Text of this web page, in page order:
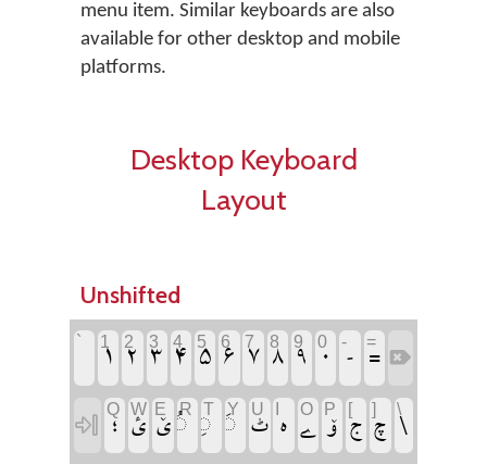
menu item. Similar keyboards are also
available for other desktop and mobile
platforms.
Desktop Keyboard
Layout
Unshifted
` 1‏ 2‏ 3
‏ 4
‏ 5
‏ 6
‏ 7‏ 8
‏ 9‏ 0‏ -‏ =
‏ ‏
‏
Q
‏ W
‏ E
‏ R
‏ T Y
‏ U
‏ ‏ O
‏ P
‏ [‏ ]‏ \‏